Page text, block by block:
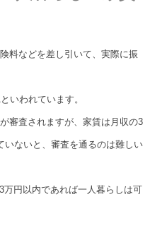
料などを差し引いて、実際に振
いわれています。
審査されますが、家賃は月収の3
いないと、審査を通るのは難しい
円以内であれば一人暮らしは可